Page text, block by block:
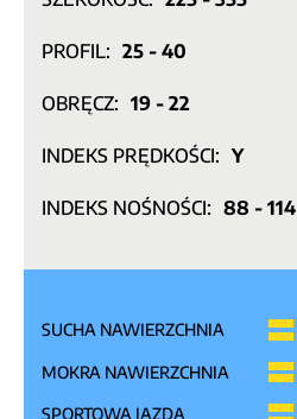
PROFIL: 25 - 40
OBRĘCZ: 19 - 22
INDEKS PRĘDKOŚCI: Y
INDEKS NOŚNOŚCI: 88 - 114
SUCHA NAWIERZCHNIA
MOKRA NAWIERZCHNIA
SPORTOWA JAZDA